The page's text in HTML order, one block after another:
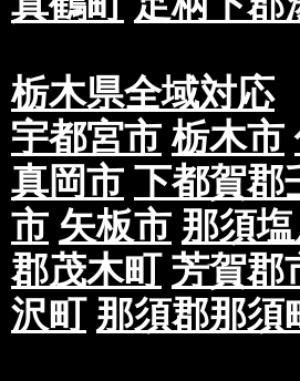
栃木県全域対応
宇都宮市 栃木市
真岡市 下都賀郡
市 矢板市 那須
郡茂木町 芳賀郡
沢町 那須郡那須